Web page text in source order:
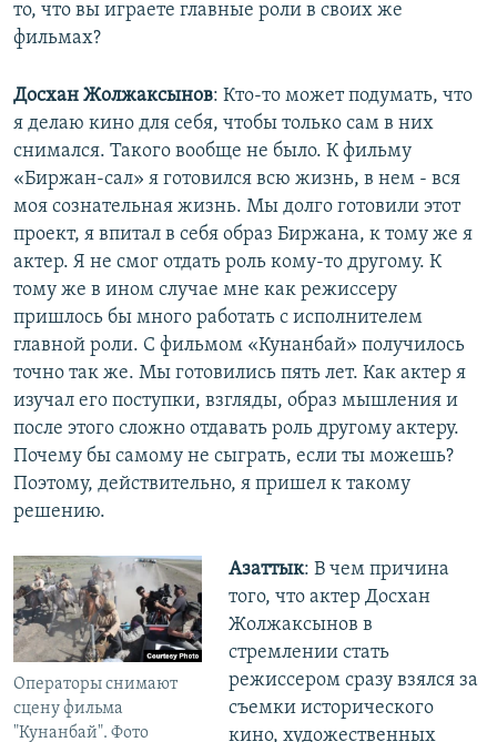
s
i
e
то, что вы играете главные роли в своих же
фильмах?
Досхан Жолжаксынов: Кто-то может подумать, что
я делаю кино для себя, чтобы только сам в них
снимался. Такого вообще не было. К фильму
«Биржан-сал» я готовился всю жизнь, в нем - вся
моя сознательная жизнь. Мы долго готовили этот
проект, я впитал в себя образ Биржана, к тому же я
актер. Я не смог отдать роль кому-то другому. К
тому же в ином случае мне как режиссеру
пришлось бы много работать с исполнителем
главной роли. С фильмом «Кунанбай» получилось
точно так же. Мы готовились пять лет. Как актер я
изучал его поступки, взгляды, образ мышления и
после этого сложно отдавать роль другому актеру.
Почему бы самому не сыграть, если ты можешь?
Поэтому, действительно, я пришел к такому
решению.
Операторы снимают
сцену фильма
"Кунанбай". Фото
Азаттык: В чем причина
того, что актер Досхан
Жолжаксынов в
стремлении стать
режиссером сразу взялся за
съемки исторического
кино, художественных